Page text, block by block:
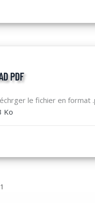
PDF
le fichier en format
Ko